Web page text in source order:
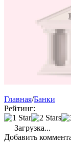
Главная/Банки
Рейтинг:
Загрузка...
Добавить